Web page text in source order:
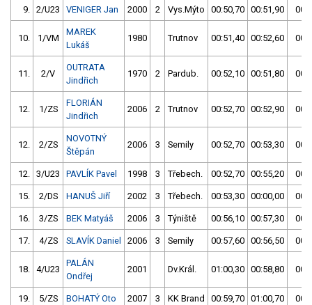
9. 2/U23 VENIGER Jan 2000 2 Vys.Mýto 00:50,70 00:51,90
10. 1/VM
MAREK
Lukáš
1980 Trutnov 00:51,40 00:52,60
11. 2/V
OUTRATA
Jindřich
1970 2 Pardub. 00:52,10 00:51,80
12. 1/ZS
FLORIÁN
Jindřich
2006 2 Trutnov 00:52,70 00:52,90
12. 2/ZS
NOVOTNÝ
Štěpán
2006 3 Semily 00:52,70 00:53,30
12. 3/U23 PAVLÍK Pavel 1998 3 Třebech. 00:52,70 00:55,20
15. 2/DS HANUŠ Jiří 2002 3 Třebech. 00:53,30 00:00,00
16. 3/ZS BEK Matyáš 2006 3 Týniště 00:56,10 00:57,30
17. 4/ZS SLAVÍK Daniel 2006 3 Semily 00:57,60 00:56,50
18. 4/U23
PALÁN
Ondřej
2001 Dv.Král. 01:00,30 00:58,80
19. 5/ZS BOHATÝ Oto 2007 3 KK Brand 00:59,70 01:00,70